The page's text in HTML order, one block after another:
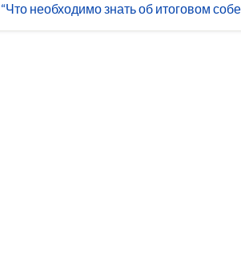
“Что необходимо знать об итоговом